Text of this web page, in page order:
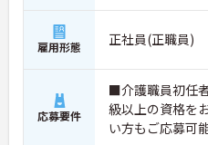
雇用形態 正社員(正職員)
応募要件
■介護職員初任
級以上の資格を
い方もご応募可